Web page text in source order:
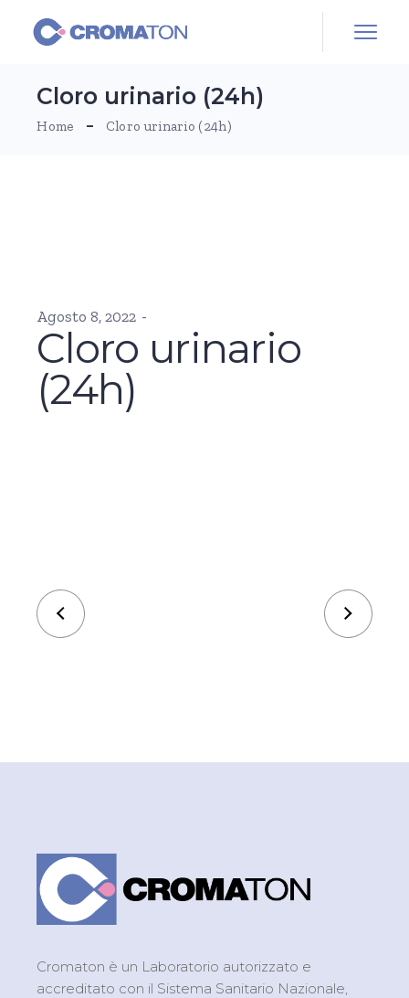
Cloro urinario (24h)
Home Cloro urinario (24h)
Agosto 8, 2022
Cloro urinario
(24h)
Cromaton è un Laboratorio autorizzato e
accreditato con il Sistema Sanitario Nazionale,